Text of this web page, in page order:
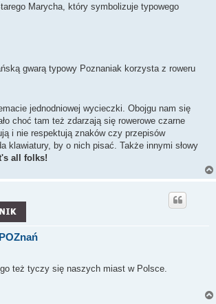
Marycha, który symbolizuje typowego
gwarą typowy Poznaniak korzysta z roweru
jednodniowej wycieczki. Obojgu nam się
choć tam też zdarzają się rowerowe czarne
i nie respektują znaków czy przepisów
klawiatury, by o nich pisać. Także innymi słowy
all folks!
też tyczy się naszych miast w Polsce.